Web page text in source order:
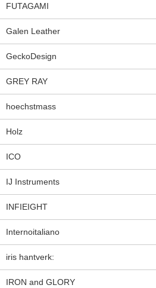
FUTAGAMI
Galen Leather
GeckoDesign
GREY RAY
hoechstmass
Holz
ICO
IJ Instruments
INFIEIGHT
Internoitaliano
iris hantverk:
IRON and GLORY